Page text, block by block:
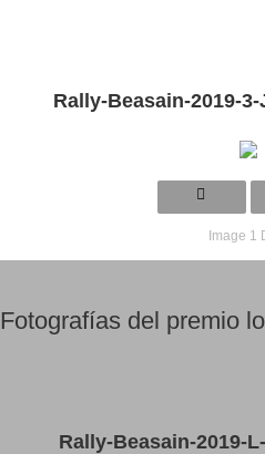
Rally-Beasain-2019-
Image 1
Fotografías del premio
Rally-Beasain-2019-